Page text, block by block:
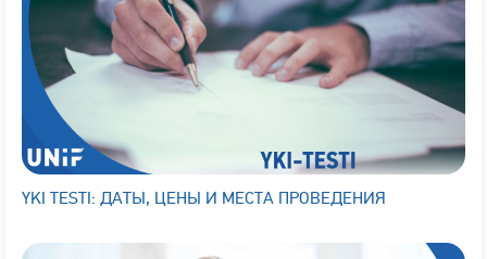
YKI TESTI: ДАТЫ, ЦЕНЫ И МЕСТА ПРОВЕДЕНИЯ